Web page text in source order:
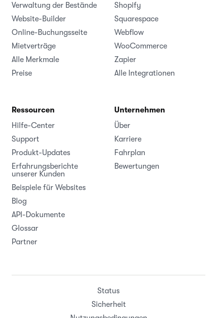
Verwaltung der Bestände
Website-Builder
Online-Buchungsseite
Mietverträge
Alle Merkmale
Preise
Shopify
Squarespace
Webflow
WooCommerce
Zapier
Alle Integrationen
Ressourcen
Hilfe-Center
Support
Produkt-Updates
Erfahrungsberichte
unserer Kunden
Beispiele für Websites
Blog
API-Dokumente
Glossar
Partner
Unternehmen
Über
Karriere
Fahrplan
Bewertungen
Status
Sicherheit